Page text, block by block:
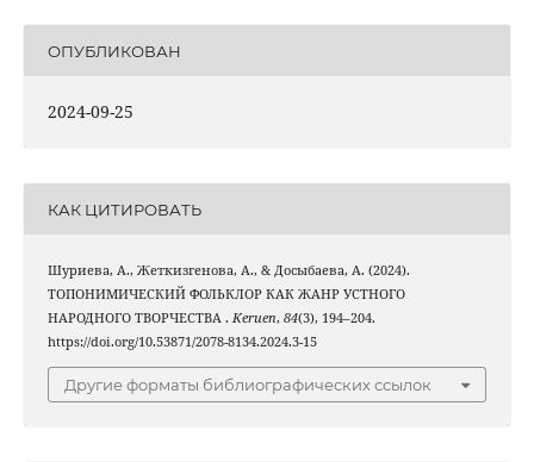
ОПУБЛИКОВАН
2024-09-25
КАК ЦИТИРОВАТЬ
Шуриева, А., Жеткизгенова, А., & Досыбаева, А. (2024).
ТОПОНИМИЧЕСКИЙ ФОЛЬКЛОР КАК ЖАНР УСТНОГО
НАРОДНОГО ТВОРЧЕСТВА . Keruen, 84(3), 194–204.
https://doi.org/10.53871/2078-8134.2024.3-15
Другие форматы библиографических ссылок